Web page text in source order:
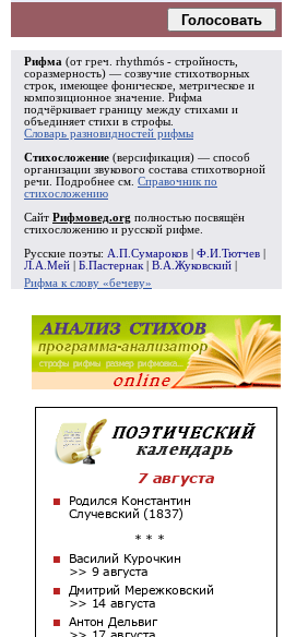
Голосовать
Рифма (от греч. rhythmós - стройность,
соразмерность) — созвучие стихотворных
строк, имеющее фоническое, метрическое и
композиционное значение. Рифма
подчёркивает границу между стихами и
объединяет стихи в строфы
Словарь разновидностей рифмы
Стихосложение (версификация) — способ
организации звукового состава стихотворной
речи. Подробнее см. Справочник по
стихосложению
Сайт Рифмовед.org полностью посвящён
стихосложению и русской рифме.
Русские поэты: А.П.Сумароков Ф.И.Тютчев
Л.А.Мей
Б.Пастернак В.А.Жуковский
Рифма к слову «бечеву»